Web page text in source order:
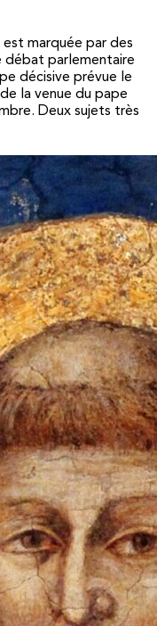
marquée par des
débat parlementaire
décisive prévue le
la venue du pape
Deux sujets très